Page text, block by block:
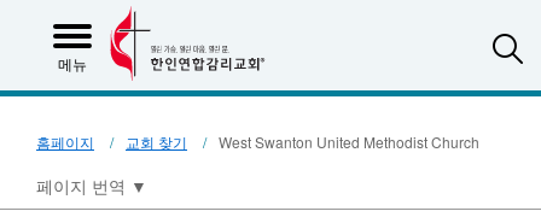
메뉴
홈페이지 교회 찾기 West Swanton United Methodist Church
페이지 번역 ▼